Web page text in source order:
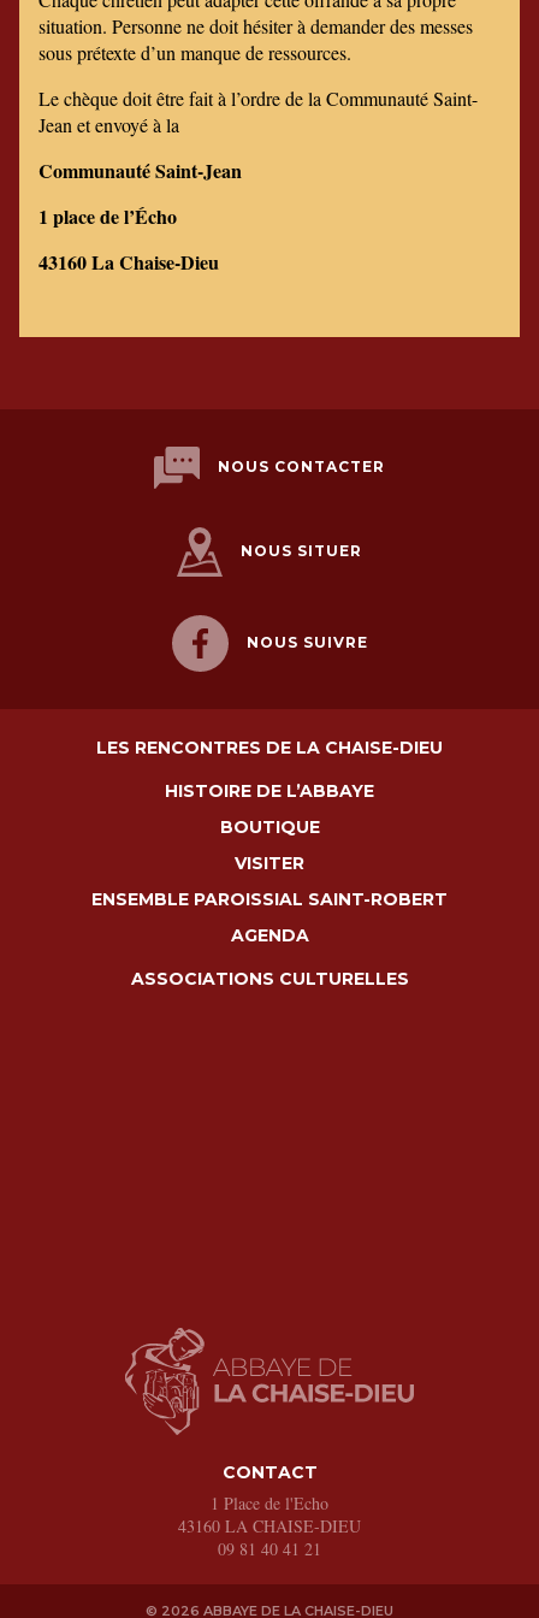
situation. Personne ne doit hésiter à demander des messes
sous prétexte d’un manque de ressources.
Le chèque doit être fait à l’ordre de la Communauté Saint-
Jean et envoyé à la
Communauté Saint-Jean
1 place de l’Écho
43160 La Chaise-Dieu
NOUS CONTACTER
NOUS SITUER
NOUS SUIVRE
LES RENCONTRES DE LA CHAISE-DIEU
HISTOIRE DE L’ABBAYE
BOUTIQUE
VISITER
ENSEMBLE PAROISSIAL SAINT-ROBERT
AGENDA
ASSOCIATIONS CULTURELLES
CONTACT
1 Place de l'Echo
43160 LA CHAISE-DIEU
09 81 40 41 21
© 2026 ABBAYE DE LA CHAISE-DIEU